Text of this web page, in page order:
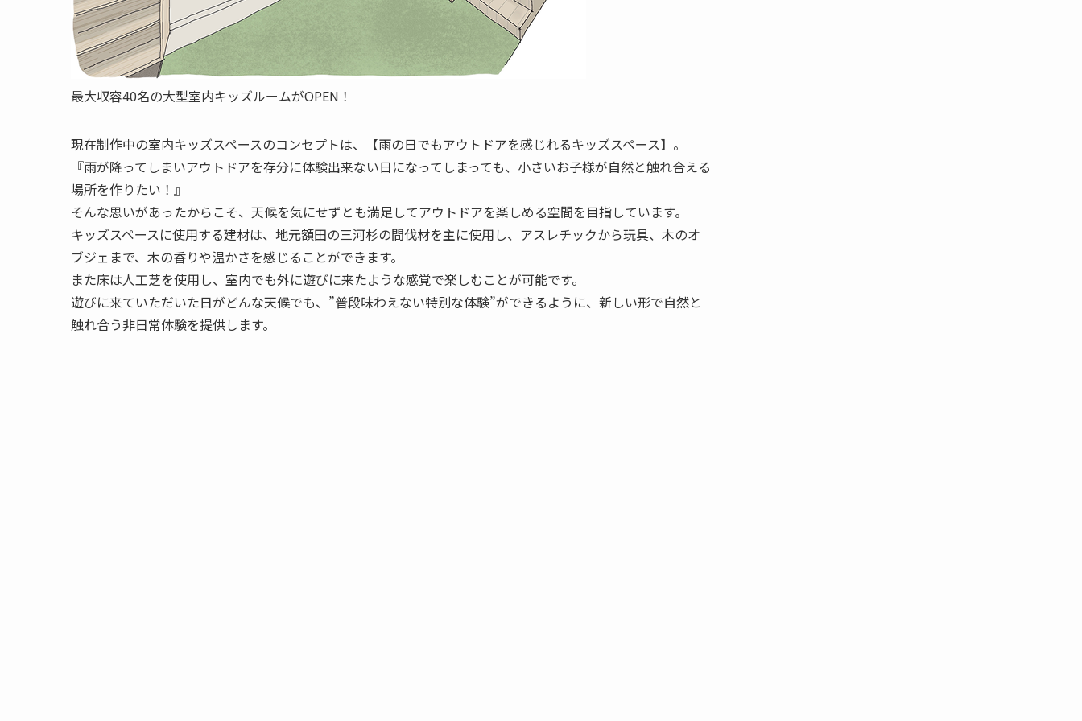
最大収容40名の大型室内キッズルームがOPEN！
現在制作中の室内キッズスペースのコンセプトは、【雨の日でもアウトドアを感じれるキッズスペース】。
『雨が降ってしまいアウトドアを存分に体験出来ない日になってしまっても、小さいお子様が自然と触れ合える
場所を作りたい！』
そんな思いがあったからこそ、天候を気にせずとも満足してアウトドアを楽しめる空間を目指しています。
キッズスペースに使用する建材は、地元額田の三河杉の間伐材を主に使用し、アスレチックから玩具、木のオ
ブジェまで、木の香りや温かさを感じることができます。
また床は人工芝を使用し、室内でも外に遊びに来たような感覚で楽しむことが可能です。
遊びに来ていただいた日がどんな天候でも、”普段味わえない特別な体験”ができるように、新しい形で自然と
触れ合う非日常体験を提供します。